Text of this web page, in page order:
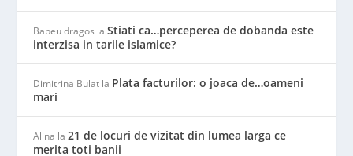
Babeu dragos laStiati ca…perceperea de dobanda este
interzisa in tarile islamice?
Dimitrina Bulat la Plata facturilor: o joaca de…oameni
mari
Alina la21 de locuri de vizitat din lumea larga ce
merita toti banii